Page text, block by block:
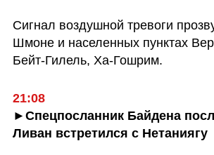
Сигнал воздушной тревоги
Шмоне и населенных пунктах
Бейт-Гилель, Ха-Гошрим.
21:08
►Спецпосланник Байдена
Ливан встретился с Нетаниягу